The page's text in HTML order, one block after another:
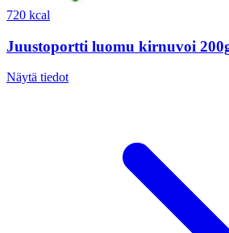
720 kcal
Juustoportti luomu kirnuvoi
Näytä tiedot